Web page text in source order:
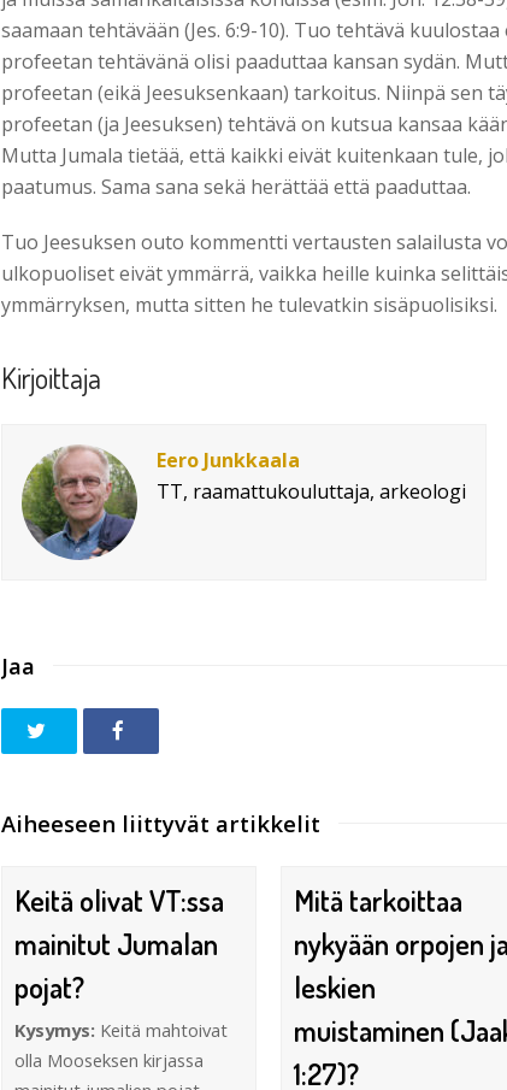
saamaan tehtävään (Jes. 6:9-10). Tuo tehtävä
profeetan tehtävänä olisi paaduttaa kansan sydän.
profeetan (eikä Jeesuksenkaan) tarkoitus. Niinpä sen
profeetan (ja Jeesuksen) tehtävä on kutsua kansaa
Mutta Jumala tietää, että kaikki eivät kuitenkaan tule,
paatumus. Sama sana sekä herättää että paaduttaa.
Tuo Jeesuksen outo kommentti vertausten salailusta
ulkopuoliset eivät ymmärrä, vaikka heille kuinka
ymmärryksen, mutta sitten he tulevatkin sisäpuolisiksi.
Kirjoittaja
Eero Junkkaala
TT, raamattukouluttaja, arkeologi
Jaa
Aiheeseen liittyvät artikkelit
Keitä olivat VT:ssa
mainitut Jumalan
pojat?
Kysymys: Keitä mahtoivat
olla Mooseksen kirjassa
Mitä tarkoittaa
nykyään orpojen ja
leskien
muistaminen
1:27)?